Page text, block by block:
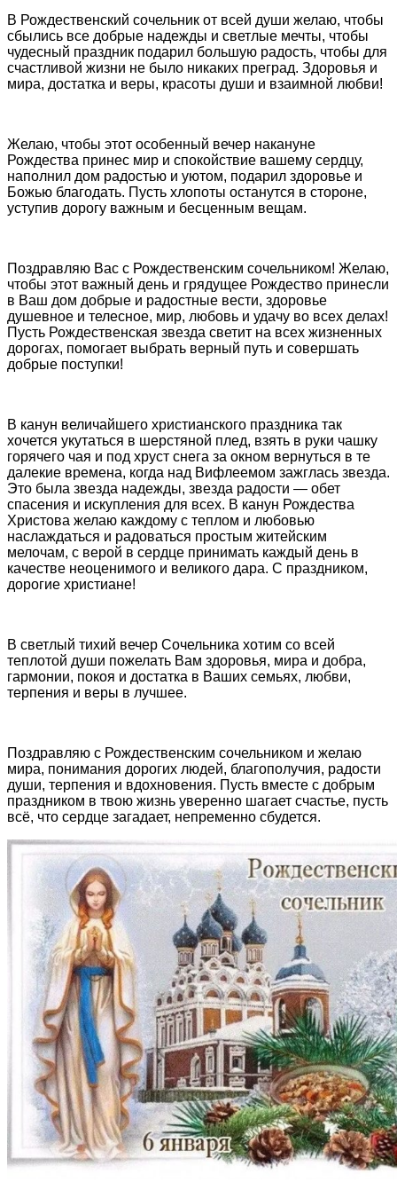
В Рождественский сочельник от всей души желаю, чтобы
сбылись все добрые надежды и светлые мечты, чтобы
чудесный праздник подарил большую радость, чтобы для
счастливой жизни не было никаких преград. Здоровья и
мира, достатка и веры, красоты души и взаимной любви!
Желаю, чтобы этот особенный вечер накануне
Рождества принес мир и спокойствие вашему сердцу,
наполнил дом радостью и уютом, подарил здоровье и
Божью благодать. Пусть хлопоты останутся в стороне,
уступив дорогу важным и бесценным вещам.
Поздравляю Вас с Рождественским сочельником! Желаю,
чтобы этот важный день и грядущее Рождество принесли
в Ваш дом добрые и радостные вести, здоровье
душевное и телесное, мир, любовь и удачу во всех делах!
Пусть Рождественская звезда светит на всех жизненных
дорогах, помогает выбрать верный путь и совершать
добрые поступки!
В канун величайшего христианского праздника так
хочется укутаться в шерстяной плед, взять в руки чашку
горячего чая и под хруст снега за окном вернуться в те
далекие времена, когда над Вифлеемом зажглась звезда.
Это была звезда надежды, звезда радости — обет
спасения и искупления для всех. В канун Рождества
Христова желаю каждому с теплом и любовью
наслаждаться и радоваться простым житейским
мелочам, с верой в сердце принимать каждый день в
качестве неоценимого и великого дара. С праздником,
дорогие христиане!
В светлый тихий вечер Сочельника хотим со всей
теплотой души пожелать Вам здоровья, мира и добра,
гармонии, покоя и достатка в Ваших семьях, любви,
терпения и веры в лучшее.
Поздравляю с Рождественским сочельником и желаю
мира, понимания дорогих людей, благополучия, радости
души, терпения и вдохновения. Пусть вместе с добрым
праздником в твою жизнь уверенно шагает счастье, пусть
всё, что сердце загадает, непременно сбудется.